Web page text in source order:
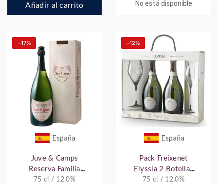
Añadir al carrito No está disponible
España
-17%
Juve & Camps
Reserva Familia
C.Madera
75 cl / 12.0%
España
-12%
Pack Freixenet
Elyssia 2 Botellas
con 2 Copas
75 cl / 12.0%